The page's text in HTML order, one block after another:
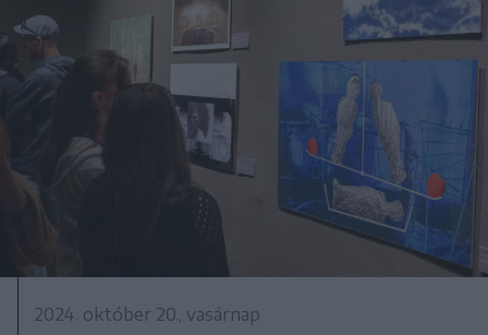
2024. október 20., vasárnap